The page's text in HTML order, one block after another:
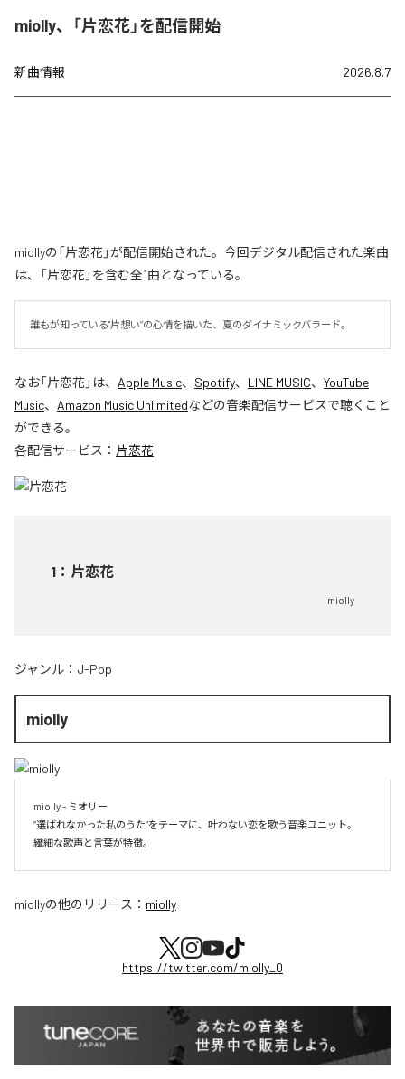
miolly、「片恋花」を配信開始
新曲情報 2026.8.7
miollyの「片恋花」が配信開始された。今回デジタル配信された楽曲
は、「片恋花」を含む全1曲となっている。
誰もが知っている"片想い”の心情を描いた、夏のダイナミックバラード。
なお「片恋花」は、 Apple Music、 Spotify、 LINE MUSIC、 YouTube
Music、 Amazon Music Unlimitedなどの音楽配信サービスで聴くこと
ができる。
各配信サービス： 片恋花
1 ： 片恋花
miolly
ジャンル： J-Pop
miolly
miolly - ミオリー
”選ばれなかった私のうた”をテーマに、叶わない恋を歌う音楽ユニット。
miollyの他のリリース： miolly
https://twitter.com/miolly_0